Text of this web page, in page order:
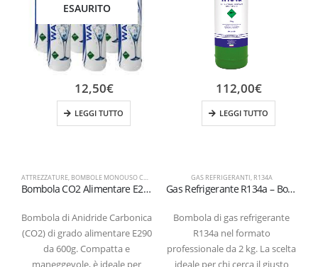
ESAURITO
ATTREZZATURE, BOMBOLE MONOUSO CO2 E290 GAS REFRIGERANTI
Bombola CO2 Alimentare E290 da 600g – Usa e Getta – Attacco M11x1
Bombola di Anidride Carbonica
(CO2) di grado alimentare E290
da 600g. Compatta e
maneggevole, è ideale per
12,50€
LEGGI TUTTO
GAS REFRIGERANTI, R134A
Gas Refrigerante R134a – Bombola da 2 kg (Certificata T-PED / EN 13322-1)
Bombola di gas refrigerante
R134a nel formato
professionale da 2 kg. La scelta
ideale per chi cerca il giusto
112,00€
LEGGI TUTTO